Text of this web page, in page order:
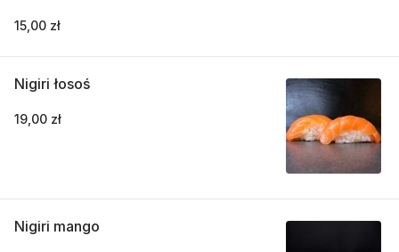
15,00 zł
Nigiri łosoś
19,00 zł
Nigiri mango